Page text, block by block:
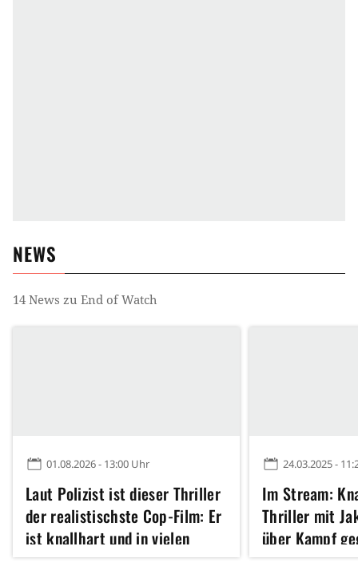
NEWS
14 News zu End of Watch
01.08.2026 - 13:00 Uhr
Laut Polizist ist dieser Thriller
der realistischste Cop-Film: Er
ist knallhart und in vielen
Szenen schwer zu ertragen
24.03.2025 -
Im Stream:
Thriller mit
über Kampf
Gangs